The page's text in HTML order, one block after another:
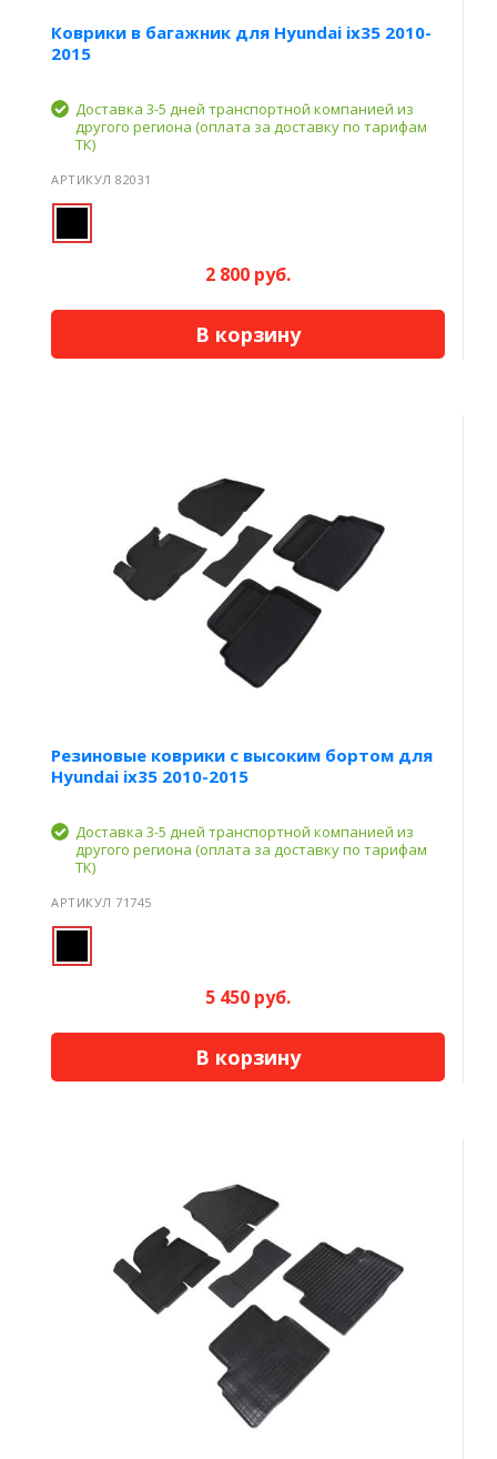
Коврики в багажник для Hyundai ix35 2010-
2015
Доставка 3-5 дней транспортной компанией из
другого региона (оплата за доставку по тарифам
ТК)
АРТИКУЛ 82031
2 800 руб.
В корзину
Резиновые коврики с высоким бортом для
Hyundai ix35 2010-2015
Доставка 3-5 дней транспортной компанией из
другого региона (оплата за доставку по тарифам
ТК)
АРТИКУЛ 71745
5 450 руб.
В корзину